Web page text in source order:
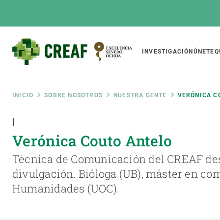
Main
INVESTIGACIÓN ÚNETE
Ruta
de
navegación
INICIO SOBRE NOSOTROS NUESTRA GENTE VERÓNICA
|
Verónica Couto Antelo
Técnica de Comunicación del CREAF
divulgación. Bióloga (UB), máster en
Humanidades (UOC).
Featured
responsive
Responsive
menu
SOBRE NOSOTROS
El Centro
Organización institucional
Transparencia